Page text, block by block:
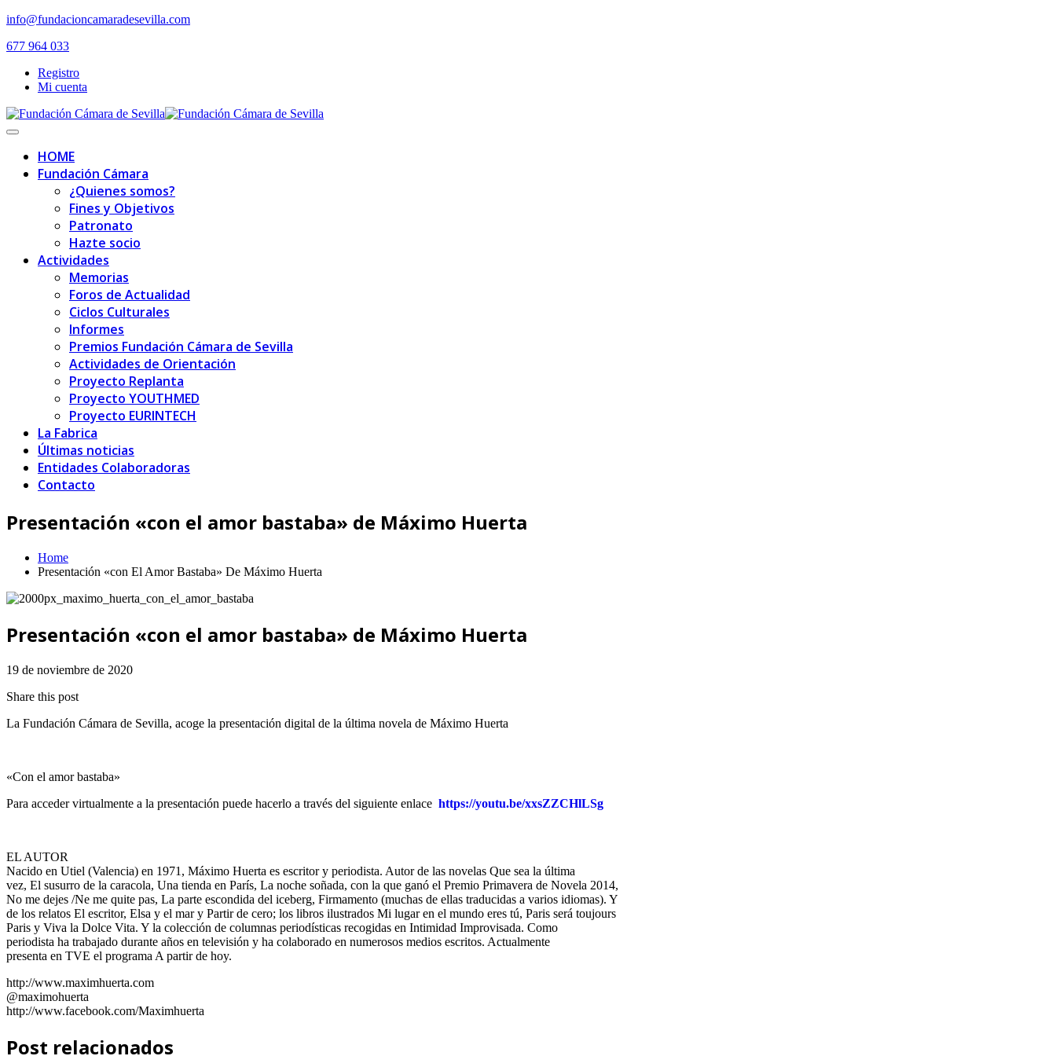
Skip
content
info@fundacioncamaradesevilla.com
677 964 033
Registro
Mi cuenta
Toggle
navigationHOME
Fundación Cámara
¿Quienes somos?
Fines y Objetivos
Patronato
Hazte socio
Actividades
Memorias
Foros de Actualidad
Ciclos Culturales
Informes
Premios Fundación Cámara de Sevilla
Actividades de Orientación
Proyecto Replanta
Proyecto YOUTHMED
Proyecto EURINTECH
La Fabrica
Últimas noticias
Entidades Colaboradoras
Contacto
Presentación «con el amor bastaba» de Máximo Huerta
Home
Presentación «con El Amor Bastaba» De Máximo Huerta
Presentación «con el amor bastaba» de Máximo Huerta
19 de noviembre de 2020
Share this post
La Fundación Cámara de Sevilla, acoge la presentación digital de la última novela de Máximo Huerta
«Con el amor bastaba»
Para acceder virtualmente a la presentación puede hacerlo a través del siguiente enlace https://youtu.be/xxsZZCHlLSg
EL AUTOR
Nacido en Utiel (Valencia) en 1971, Máximo Huerta es escritor y periodista. Autor de las novelas Que sea la última
vez, El susurro de la caracola, Una tienda en París, La noche soñada, con la que ganó el Premio Primavera de Novela 2014,
No me dejes /Ne me quite pas, La parte escondida del iceberg, Firmamento (muchas de ellas traducidas a varios idiomas). Y
de los relatos El escritor, Elsa y el mar y Partir de cero; los libros ilustrados Mi lugar en el mundo eres tú, Paris será toujours
Paris y Viva la Dolce Vita. Y la colección de columnas periodísticas recogidas en Intimidad Improvisada. Como
periodista ha trabajado durante años en televisión y ha colaborado en numerosos medios escritos. Actualmente
presenta en TVE el programa A partir de hoy.
http://www.maximhuerta.com
@maximohuerta
http://www.facebook.com/Maximhuerta
Post relacionados